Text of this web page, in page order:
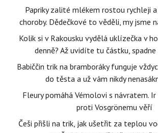
Papriky zalité mlékem rostou rychleji
choroby. Dědečkové to věděli, my jsme
Kolik si v Rakousku vydělá uklízečka v
denně? Až uvidíte tu částku,
Babiččin trik na bramboráky funguje
do těsta a už vám nikdy
Fleury pomáhá Vémolovi s návratem.
proti Vosgrönemu věří
Češi přišli na trik, jak ušetřit za teplou